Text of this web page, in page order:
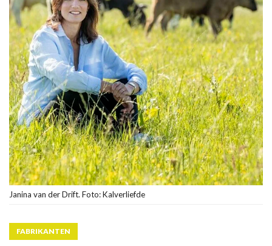
Janina van der Drift. Foto: Kalverliefde
FABRIKANTEN